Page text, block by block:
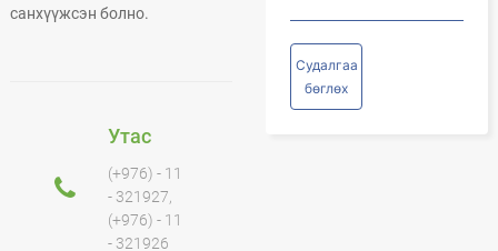
санхүүжсэн болно.
Утас
(+976) - 11
- 321927,
(+976) - 11
- 321926
Судалгаа
бөглөх